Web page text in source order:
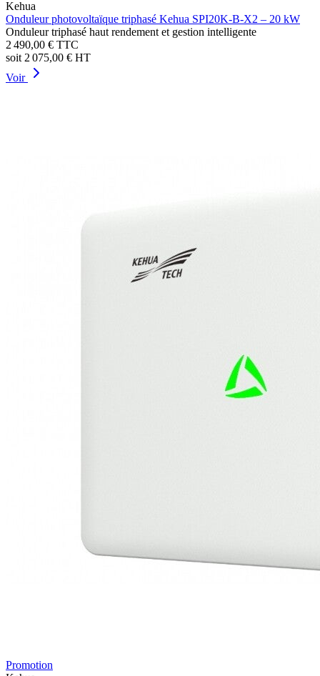
Kehua
Onduleur photovoltaïque triphasé Kehua SPI20K-B-X2 – 20 kW
Onduleur triphasé haut rendement et gestion intelligente
2 490,00 € TTC
soit 2 075,00 € HT
Voir
Promotion